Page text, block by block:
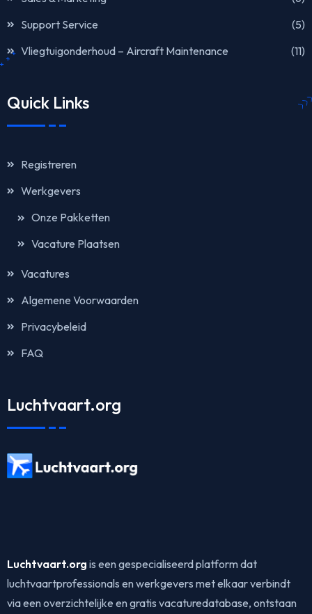
Support Service
(5)
Vliegtuigonderhoud – Aircraft Maintenance
(11)
Quick Links
Registreren
Werkgevers
Onze Pakketten
Vacature Plaatsen
Vacatures
Algemene Voorwaarden
Privacybeleid
FAQ
Luchtvaart.org
Luchtvaart.org is een gespecialiseerd platform dat
luchtvaartprofessionals en werkgevers met elkaar verbindt
via een overzichtelijke en gratis vacaturedatabase, ontstaan